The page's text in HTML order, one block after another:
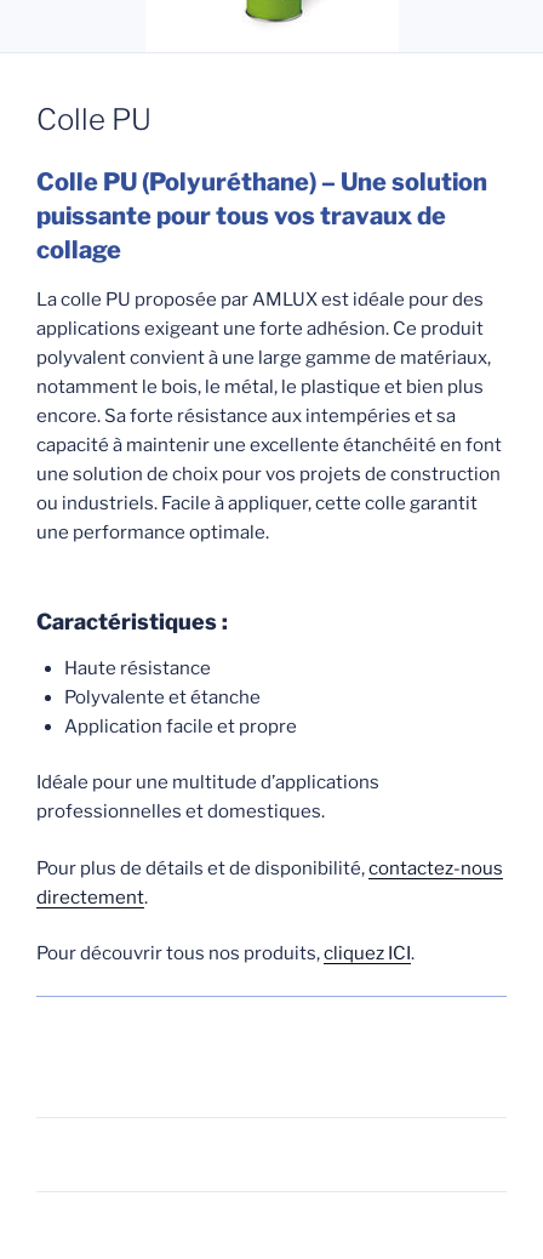
Colle PU
Colle PU (Polyuréthane) – Une solution
puissante pour tous vos travaux de
collage
La colle PU proposée par AMLUX est idéale pour des
applications exigeant une forte adhésion. Ce produit
polyvalent convient à une large gamme de matériaux,
notamment le bois, le métal, le plastique et bien plus
encore. Sa forte résistance aux intempéries et sa
capacité à maintenir une excellente étanchéité en font
une solution de choix pour vos projets de construction
ou industriels. Facile à appliquer, cette colle garantit
une performance optimale.
Caractéristiques :
Haute résistance
Polyvalente et étanche
Application facile et propre
Idéale pour une multitude d’applications
professionnelles et domestiques.
Pour plus de détails et de disponibilité,contactez-nous
directement.
Pour découvrir tous nos produits,cliquez ICI.